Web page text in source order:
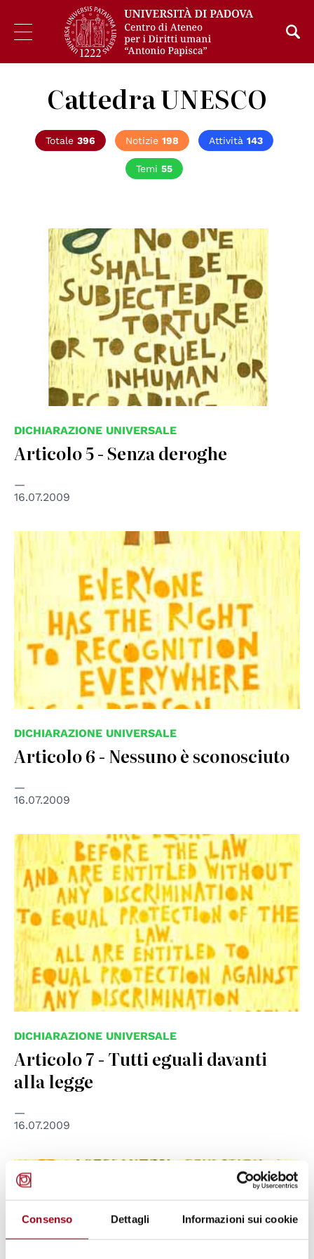
Consenso Dettagli Informazioni sui cookie
Cattedra UNESCO
Totale 396 Notizie 198 Attività 143
Temi 55
© UN Photo
DICHIARAZIONE UNIVERSALE
Articolo 5 - Senza deroghe
16.07.2009
© UN Photo
DICHIARAZIONE UNIVERSALE
Articolo 6 - Nessuno è sconosciuto
16.07.2009
© UN Photo
DICHIARAZIONE UNIVERSALE
Articolo 7 - Tutti eguali davanti
alla legge
16.07.2009